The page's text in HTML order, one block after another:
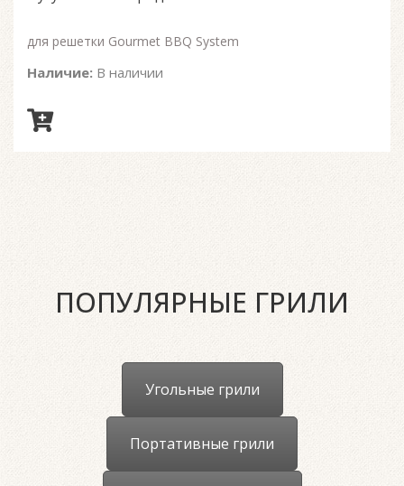
для решетки Gourmet BBQ System
Наличие: В наличии
ПОПУЛЯРНЫЕ ГРИЛИ
Угольные грили
Портативные грили